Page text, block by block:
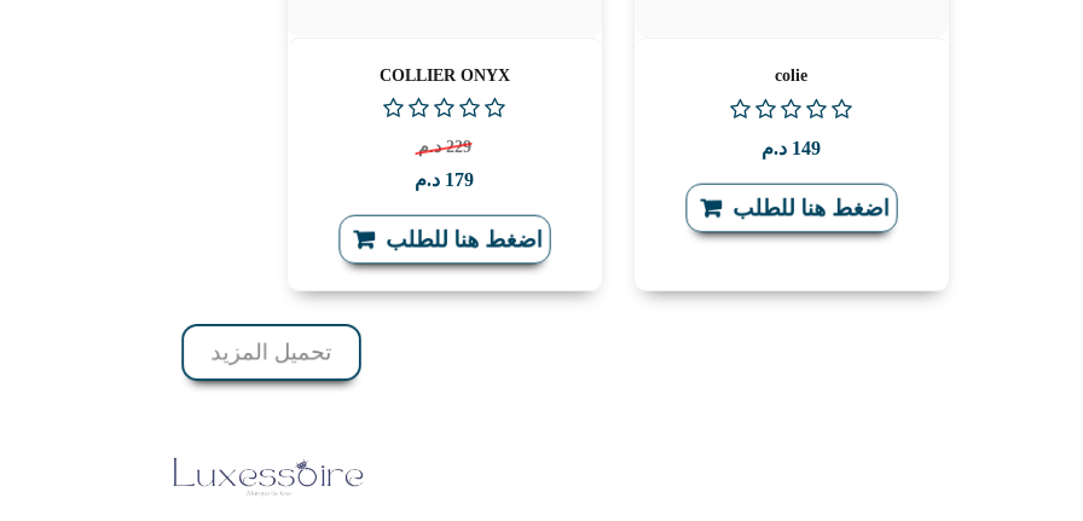
colie
149 د.م
اضغط هنا للطلب
COLLIER ONYX
229د.م
179 د.م
اضغط هنا للطلب
تحميل المزيد